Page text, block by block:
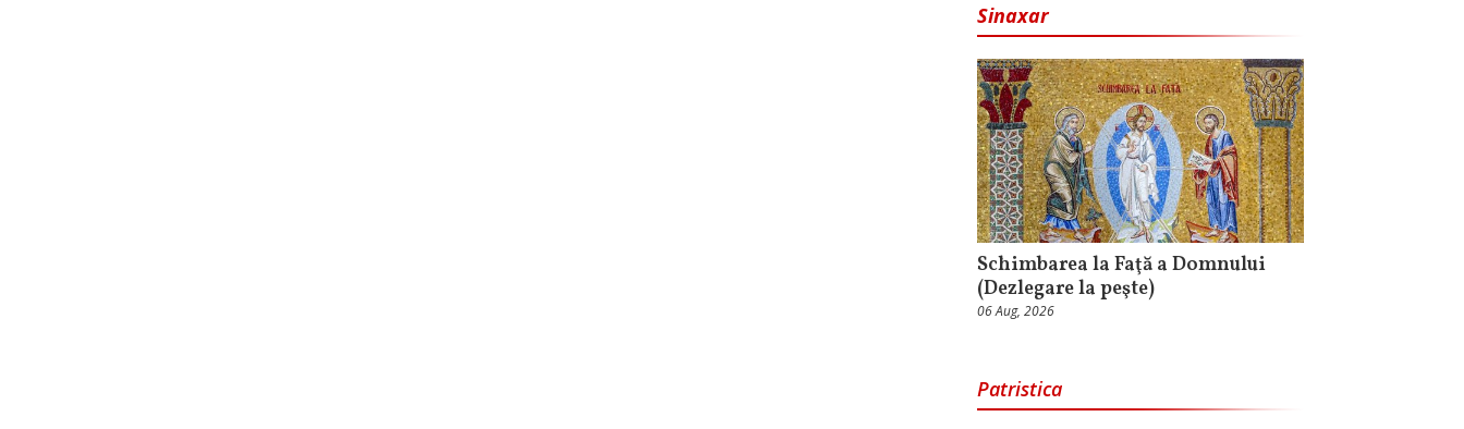
Sinaxar
Schimbarea la Faţă a Domnului
(Dezlegare la peşte)
06 Aug, 2026
Patristica